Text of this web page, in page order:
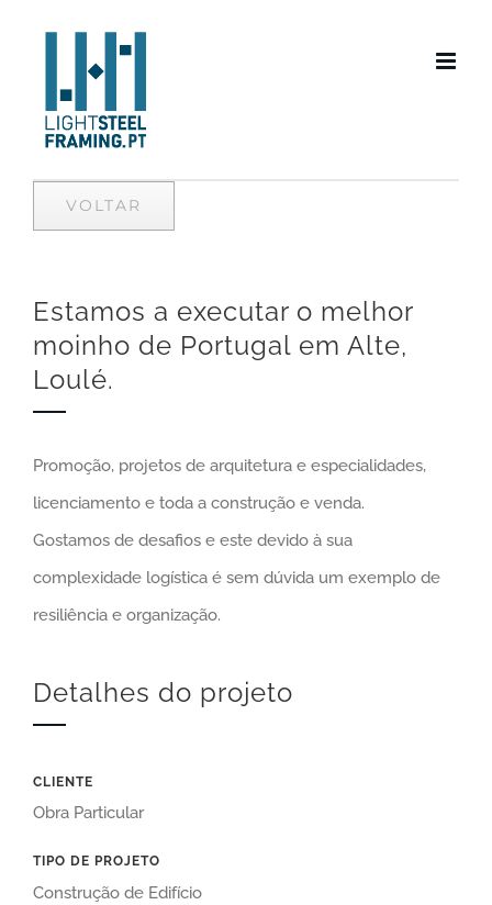
VOLTAR
Estamos a executar o melhor
moinho de Portugal em Alte,
Loulé.
Promoção, projetos de arquitetura e especialidades,
licenciamento e toda a construção e venda.
Gostamos de desafios e este devido à sua
complexidade logística é sem dúvida um exemplo de
resiliência e organização.
Detalhes do projeto
CLIENTE
Obra Particular
TIPO DE PROJETO
Construção de Edifício